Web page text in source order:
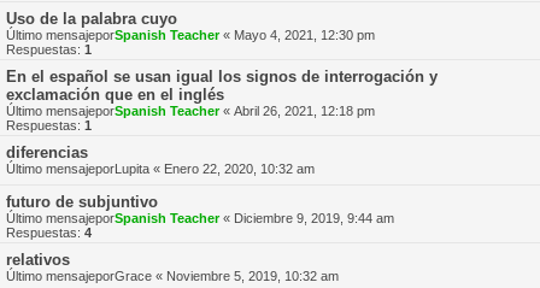
Uso de la palabra cuyo
Último mensajeporSpanish Teacher« Mayo 4, 2021, 12:30 pm
Respuestas: 1
En el español se usan igual los signos de interrogación y
exclamación que en el inglés
Último mensajeporSpanish Teacher« Abril 26, 2021, 12:18 pm
Respuestas: 1
diferencias
Último mensajeporLupita « Enero 22, 2020, 10:32 am
futuro de subjuntivo
Último mensajeporSpanish Teacher« Diciembre 9, 2019, 9:44 am
Respuestas: 4
relativos
Último mensajeporGrace « Noviembre 5, 2019, 10:32 am